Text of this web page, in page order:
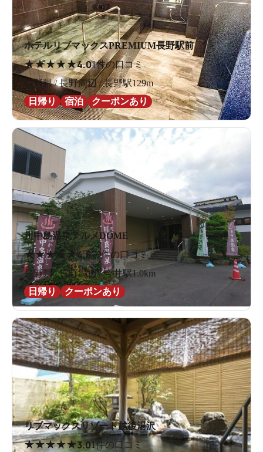
ホテルリブマックスPREMIUM長野駅前
★★★★★4.01件の口コミ
長野県 / 長野周辺 / 長野駅129m
日帰り
宿泊 クーポンあり
川中島温泉テルメDOME
★★★★★4.679件の口コミ
長野県 / 長野周辺 / 今井駅1.0km
日帰り
クーポンあり
リブマックスリゾート越後湯沢
★★★★★3.01件の口コミ